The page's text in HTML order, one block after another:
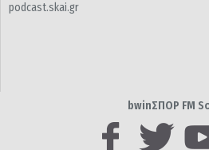
podcast.skai.gr
bwinΣΠΟΡ FM